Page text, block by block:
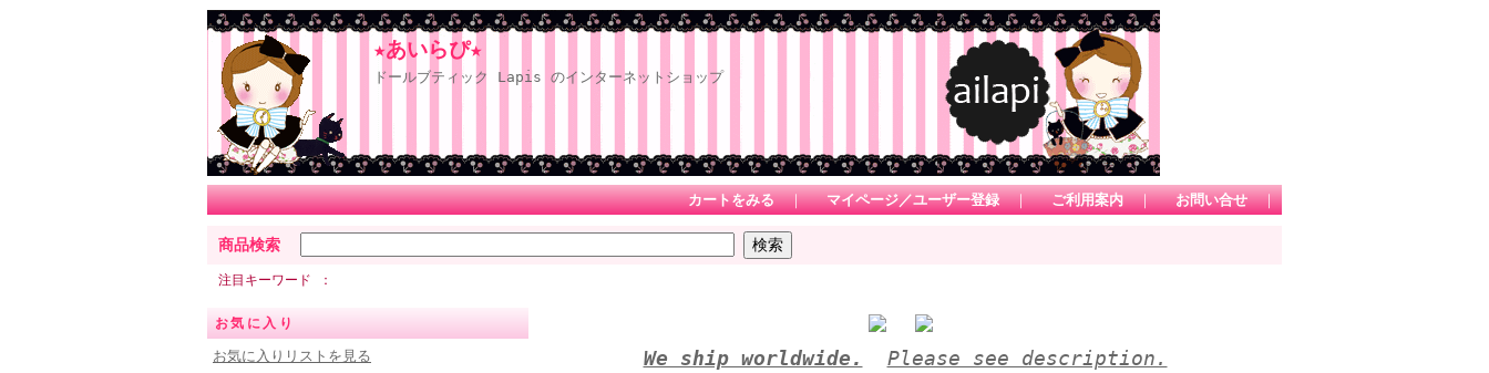
★あいらぴ★
ドールブティック Lapis のインターネットショップ
カートをみる ｜ マイページ／ユーザー登録 ｜ ご利用案内 ｜ お問い合せ ｜
商品検索
注目キーワード
お気に入り
お気に入りリストを見る We ship worldwide. Please see description.